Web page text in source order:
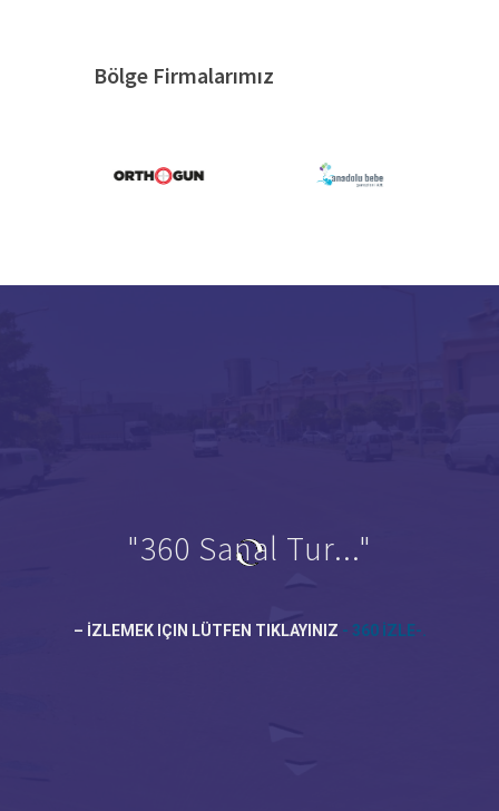
Bölge Firmalarımız
360 Sanal Tur...
İZLEMEK IÇIN LÜTFEN TIKLAYINIZ - 360 İZLE-.